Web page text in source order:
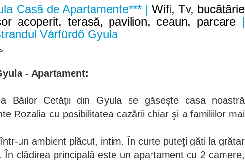
Casă de Apartamente*** | Wifi, Tv, bucătărie
acoperit, terasă, pavilion, ceaun, parcare |
Várfürdő Gyula
- Apartament:
Băilor Cetăţii din Gyula se găseşte casa noastră
Rozalia cu posibilitatea cazării chiar şi a familiilor mai
un ambient plăcut, intim. În curte puteţi găti la grătar
În clădirea principală este un apartament cu 2 camere,